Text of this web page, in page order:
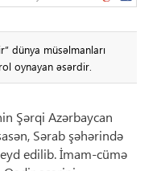
dünya müsəlmanları
oynayan əsərdir.
Şərqi Azərbaycan
Sərab şəhərində
edilib. İmam-cümə